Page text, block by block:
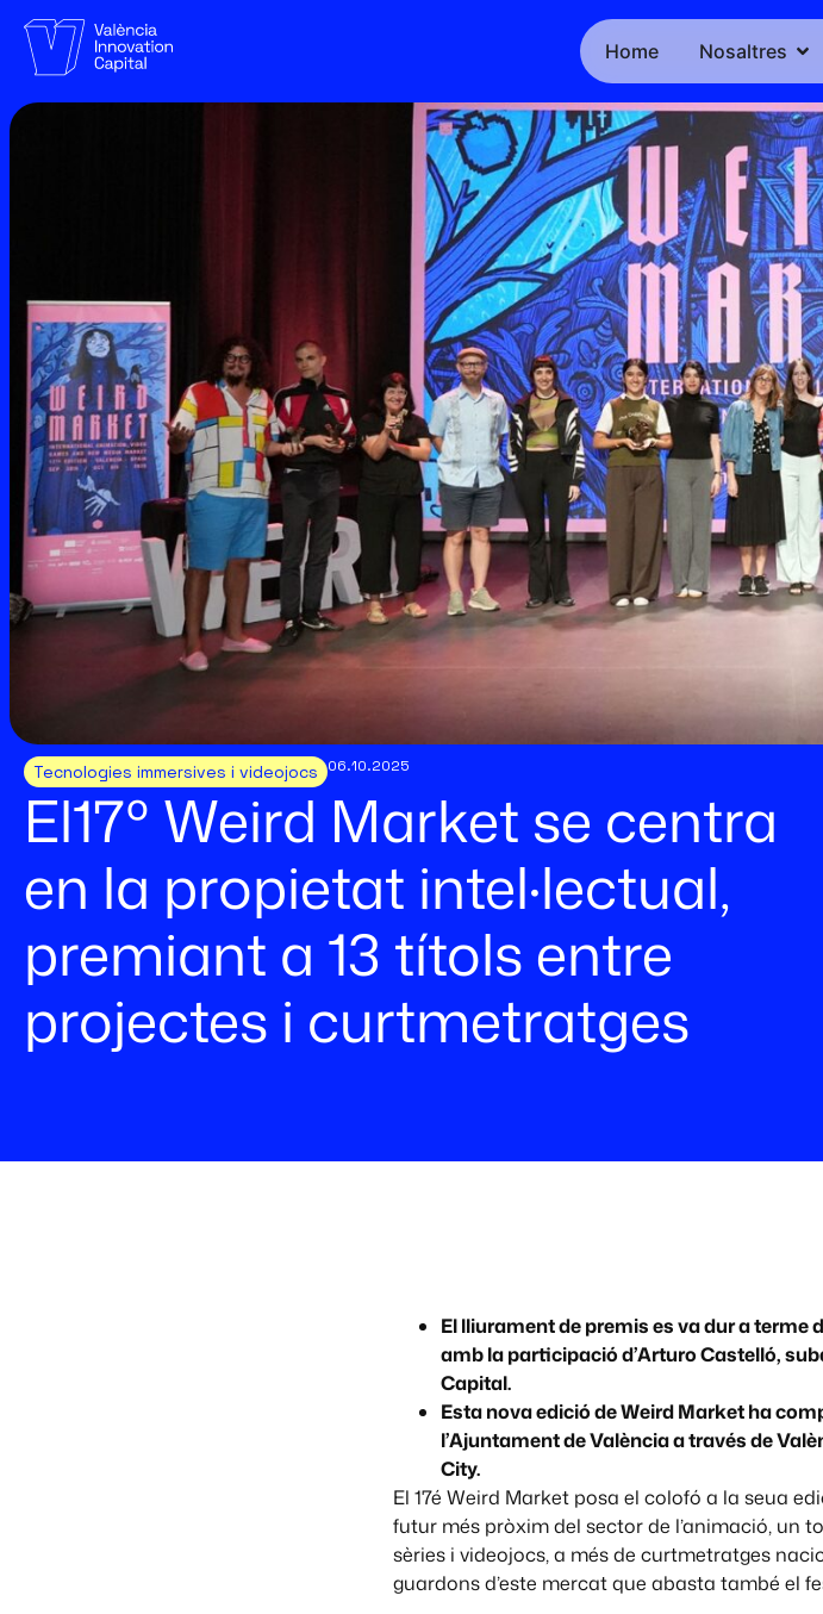
Home Nosaltres
Tecnologies immersives i videojocs 06.10.2025
El17º Weird Market se centra
en la propietat intel·lectual,
premiant a 13 títols entre
projectes i curtmetratges
El lliurament de premis es va dur a terme
amb la participació d’Arturo Castelló,
Capital.
Esta nova edició de Weird Market ha
l’Ajuntament de València a través de
City.
El 17é Weird Market posa el colofó a la seua
futur més pròxim del sector de l’animació, un
sèries i videojocs, a més de curtmetratges
guardons d’este mercat que abasta també el